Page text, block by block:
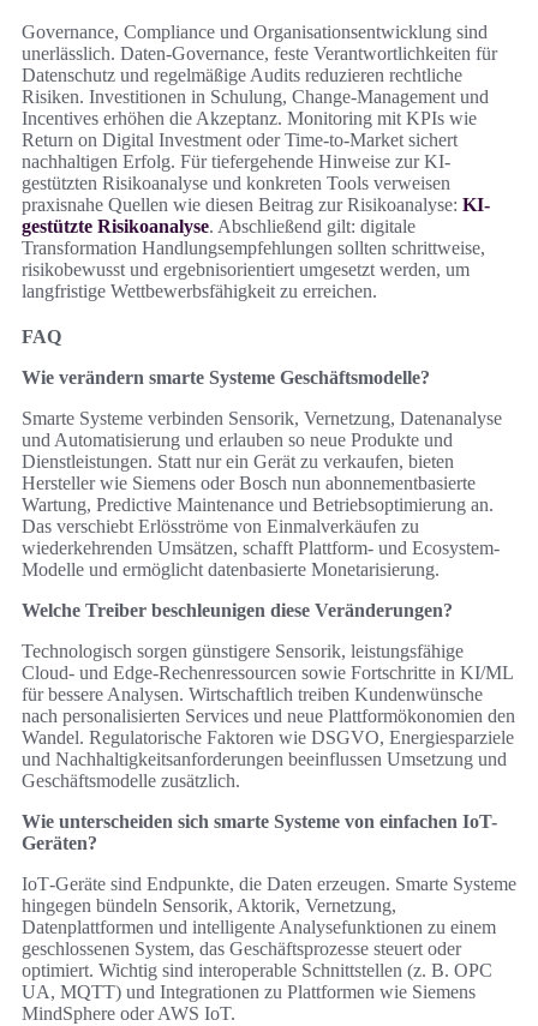
Governance, Compliance und Organisationsentwicklung sind
unerlässlich. Daten‑Governance, feste Verantwortlichkeiten für
Datenschutz und regelmäßige Audits reduzieren rechtliche
Risiken. Investitionen in Schulung, Change‑Management und
Incentives erhöhen die Akzeptanz. Monitoring mit KPIs wie
Return on Digital Investment oder Time‑to‑Market sichert
nachhaltigen Erfolg. Für tiefergehende Hinweise zur KI-
gestützten Risikoanalyse und konkreten Tools verweisen
praxisnahe Quellen wie diesen Beitrag zur Risikoanalyse: KI-
gestützte Risikoanalyse. Abschließend gilt: digitale
Transformation Handlungsempfehlungen sollten schrittweise,
risikobewusst und ergebnisorientiert umgesetzt werden, um
langfristige Wettbewerbsfähigkeit zu erreichen.
FAQ
Wie verändern smarte Systeme Geschäftsmodelle?
Smarte Systeme verbinden Sensorik, Vernetzung, Datenanalyse
und Automatisierung und erlauben so neue Produkte und
Dienstleistungen. Statt nur ein Gerät zu verkaufen, bieten
Hersteller wie Siemens oder Bosch nun abonnementbasierte
Wartung, Predictive Maintenance und Betriebsoptimierung an.
Das verschiebt Erlösströme von Einmalverkäufen zu
wiederkehrenden Umsätzen, schafft Plattform- und Ecosystem-
Modelle und ermöglicht datenbasierte Monetarisierung.
Welche Treiber beschleunigen diese Veränderungen?
Technologisch sorgen günstigere Sensorik, leistungsfähige
Cloud‑ und Edge‑Rechenressourcen sowie Fortschritte in KI/ML
für bessere Analysen. Wirtschaftlich treiben Kundenwünsche
nach personalisierten Services und neue Plattformökonomien den
Wandel. Regulatorische Faktoren wie DSGVO, Energiesparziele
und Nachhaltigkeitsanforderungen beeinflussen Umsetzung und
Geschäftsmodelle zusätzlich.
Wie unterscheiden sich smarte Systeme von einfachen IoT-
Geräten?
IoT‑Geräte sind Endpunkte, die Daten erzeugen. Smarte Systeme
hingegen bündeln Sensorik, Aktorik, Vernetzung,
Datenplattformen und intelligente Analysefunktionen zu einem
geschlossenen System, das Geschäftsprozesse steuert oder
optimiert. Wichtig sind interoperable Schnittstellen (z. B. OPC
UA, MQTT) und Integrationen zu Plattformen wie Siemens
MindSphere oder AWS IoT.